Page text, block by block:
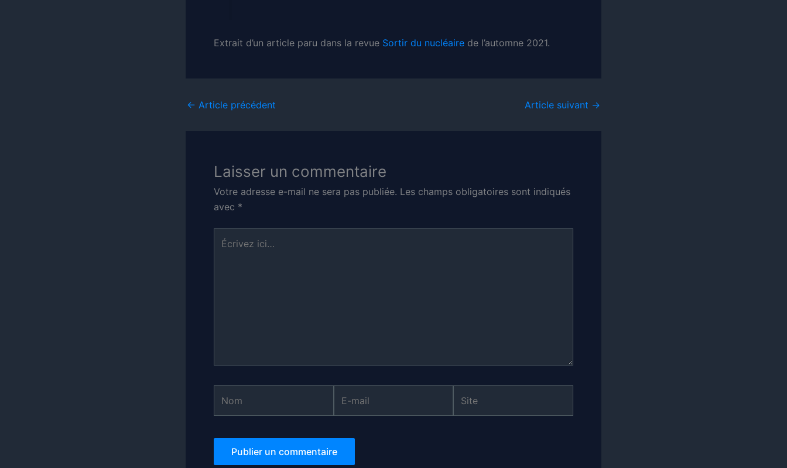
Extrait d’un article paru dans la revue Sortir du nucléaire de l’automne 2021.
← Article précédent Article suivant →
Laisser un commentaire
Votre adresse e-mail ne sera pas publiée. Les champs obligatoires sont indiqués
avec *
Écrivez
ici…
mail